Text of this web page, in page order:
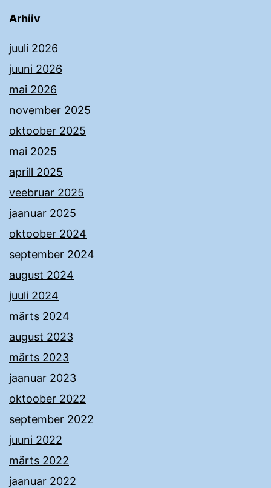
Arhiiv
juuli 2026
juuni 2026
mai 2026
november 2025
oktoober 2025
mai 2025
aprill 2025
veebruar 2025
jaanuar 2025
oktoober 2024
september 2024
august 2024
juuli 2024
märts 2024
august 2023
märts 2023
jaanuar 2023
oktoober 2022
september 2022
juuni 2022
märts 2022
jaanuar 2022